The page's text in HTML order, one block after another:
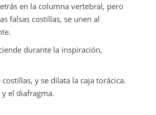
en la columna vertebral, pero
falsas costillas, se unen al
durante la inspiración,
y se dilata la caja torácica.
el diafragma.